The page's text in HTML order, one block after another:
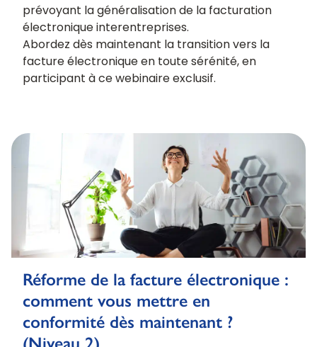
prévoyant la généralisation de la facturation
électronique interentreprises.
Abordez dès maintenant la transition vers la
facture électronique en toute sérénité, en
participant à ce webinaire exclusif.
Réforme de la facture électronique :
comment vous mettre en
conformité dès maintenant ?